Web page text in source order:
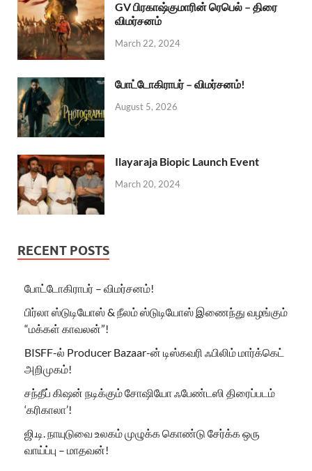
GV பிரகாஷ்குமாரின் ரெபெல் – திரை
விமர்சனம்
March 22, 2024
போட்டோகிராபர் – விமர்சனம்!
August 5, 2026
Ilayaraja Biopic Launch Event
March 20, 2024
RECENT POSTS
போட்டோகிராபர் – விமர்சனம்!
பிர்லா ஸ்டுடியோஸ் & நீலம் ஸ்டுடியோஸ் இணைந்து வழங்கும்
“மக்கள் காவலன்”!
BISFF-ல் Producer Bazaar-ன் டிஸ்கவரி ஃபிலிம் மார்க்கெட்
அறிமுகம்!
சந்தீப் கிஷன் நடிக்கும் சோஷியோ ஃபேண்டஸி திரைப்படம்
‘கரிகாலா’!
ஜி.டி. நாயுடுவை உலகம் முழுக்க கொண்டு சேர்க்க ஒரு
வாய்ப்பு – மாதவன்!